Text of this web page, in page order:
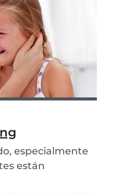
especialmente
están